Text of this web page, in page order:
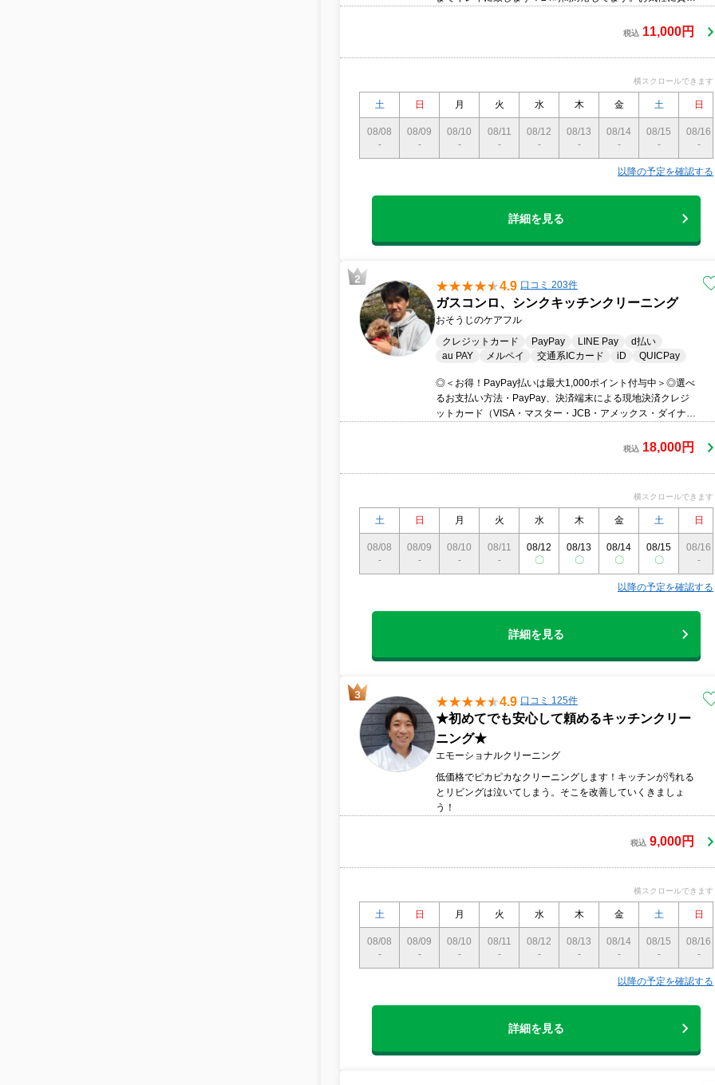
税込 11,000円
横スクロールできます
土 日 月 火 水 木 金 土 日
08/08
-
08/09
-
08/10
-
08/11
-
08/12
-
08/13
-
08/14
-
08/15
-
08/16
-
以降の予定を確認する
詳細を見る
4.9 口コミ 203件
ガスコンロ、シンクキッチンクリーニング
おそうじのケアフル
クレジットカード
PayPay LINE Pay
d払い
au PAY
メルペイ 交通系ICカード iD QUICPay
◎＜お得！PayPay払いは最大1,000ポイント付与中＞◎選べ
るお支払い方法・PayPay、決済端末による現地決済クレジ
ットカード（VISA・マスター・JCB・アメックス・ダイナー
SmartCode（auPAY・メルペイ・JAL・ANA他））◎わんち
作業いたします
税込 18,000円
横スクロールできます
土 日 月 火 水 木 金 土 日
08/08
-
08/09
-
08/10
-
08/11
-
08/12
〇
08/13
〇
08/14
〇
08/15
〇
08/16
-
以降の予定を確認する
詳細を見る
4.9 口コミ 125件
★初めてでも安心して頼めるキッチンクリー
ニング★
エモーショナルクリーニング
低価格でピカピカなクリーニングします！キッチンが汚れる
とリビングは泣いてしまう。そこを改善していくきましょ
う！
税込 9,000円
横スクロールできます
土 日 月 火 水 木 金 土 日
08/08
-
08/09
-
08/10
-
08/11
-
08/12
-
08/13
-
08/14
-
08/15
-
08/16
-
以降の予定を確認する
詳細を見る